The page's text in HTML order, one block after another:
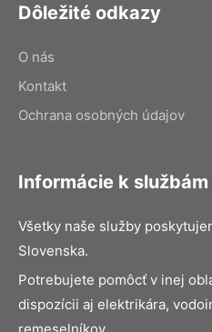
Dôležité odkazy
O nás
Kontakt
Ochrana osobných údajov
Informácie k službám
Všetky naše služby
Slovenska.
Potrebujete pomôcť v inej
dispozícii aj elektrikára,